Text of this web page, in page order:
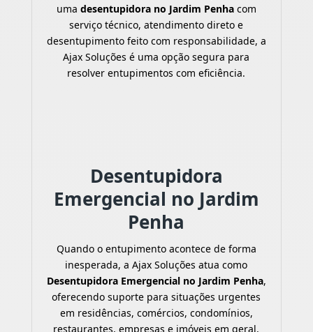
uma desentupidora no Jardim Penhacom
serviço técnico, atendimento direto e
desentupimento feito com responsabilidade, a
Ajax Soluções é uma opção segura para
resolver entupimentos com eficiência.
Desentupidora
Emergencial no Jardim
Penha
Quando o entupimento acontece de forma
inesperada, a Ajax Soluções atua como
Desentupidora Emergencial no Jardim Penha,
oferecendo suporte para situações urgentes
em residências, comércios, condomínios,
restaurantes, empresas e imóveis em geral.